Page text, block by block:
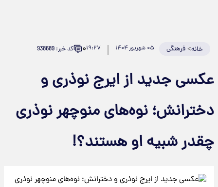
خانه>فرهنگی ۰۵ شهریور ۱۴۰۴ ۱۹:۲۷۰ کد خبر: 938689
عکسی جدید از ایرج نوذری و
دخترانش؛ نوه‌های منوچهر نوذری
چقدر شبیه او هستند؟!